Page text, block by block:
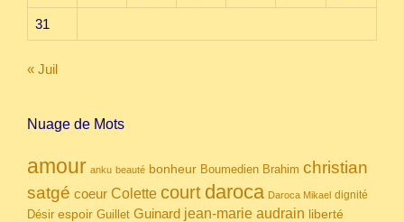
31
« Juil
Nuage de Mots
amour anku beauté bonheur Boumedien Brahim christian
satgé coeur Colette court daroca Daroca Mikael dignité
Désir espoir Guillet Guinard jean-marie audrain liberté